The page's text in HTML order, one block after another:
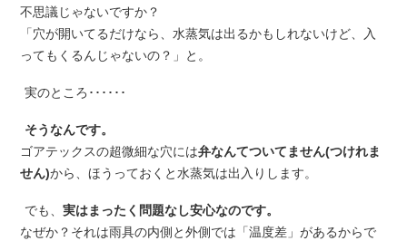
不思議じゃないですか？
「穴が開いてるだけなら、水蒸気は出るかもしれないけど、入
ってもくるんじゃないの？」と。
実のところ･･････
そうなんです。
ゴアテックスの超微細な穴には弁なんてついてません(つけれま
せん)から、ほうっておくと水蒸気は出入りします。
でも、 実はまったく問題なし安心なのです。
なぜか？それは雨具の内側と外側では「温度差」があるからで